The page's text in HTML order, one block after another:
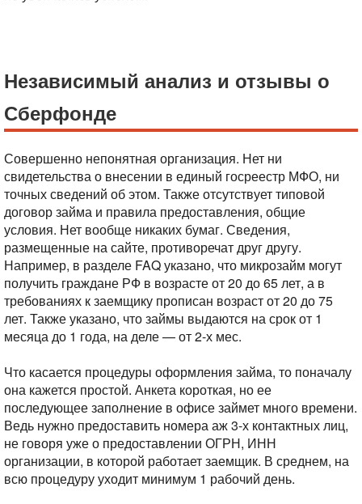
Независимый анализ и отзывы о
Сберфонде
Совершенно непонятная организация. Нет ни
свидетельства о внесении в единый госреестр МФО, ни
точных сведений об этом. Также отсутствует типовой
договор займа и правила предоставления, общие
условия. Нет вообще никаких бумаг. Сведения,
размещенные на сайте, противоречат друг другу.
Например, в разделе FAQ указано, что микрозайм могут
получить граждане РФ в возрасте от 20 до 65 лет, а в
требованиях к заемщику прописан возраст от 20 до 75
лет. Также указано, что займы выдаются на срок от 1
месяца до 1 года, на деле — от 2-х мес.
Что касается процедуры оформления займа, то поначалу
она кажется простой. Анкета короткая, но ее
последующее заполнение в офисе займет много времени.
Ведь нужно предоставить номера аж 3-х контактных лиц,
не говоря уже о предоставлении ОГРН, ИНН
организации, в которой работает заемщик. В среднем, на
всю процедуру уходит минимум 1 рабочий день.